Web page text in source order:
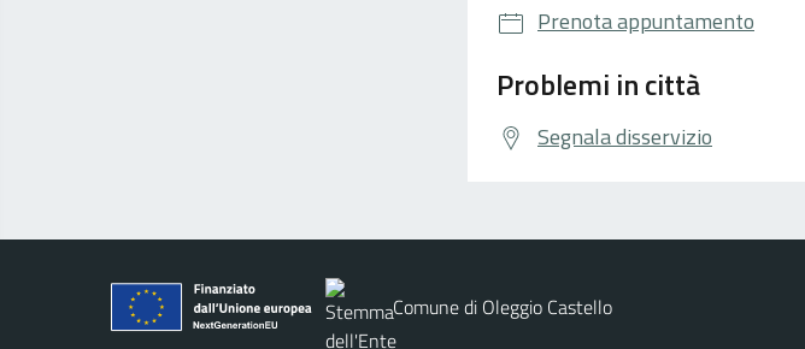
Prenota appuntamento
Problemi in città
Segnala disservizio
Comune di Oleggio Castello